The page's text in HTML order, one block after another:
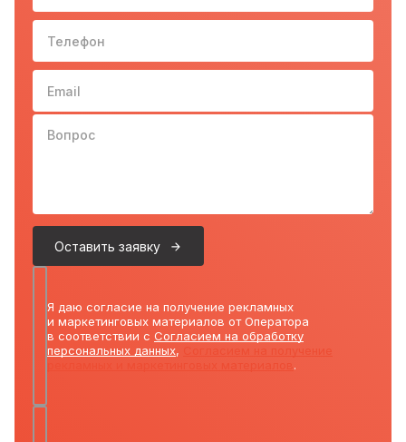
Телефон 10-
Email
Вопрос
Оставить заявку
Я даю согласие на получение рекламных
и маркетинговых материалов от Оператора
в соответствии с Согласием на обработку
персональных данных,
.